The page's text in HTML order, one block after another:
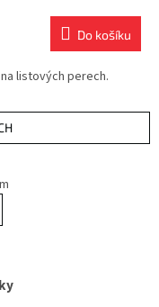
Do košíku
listových perech.